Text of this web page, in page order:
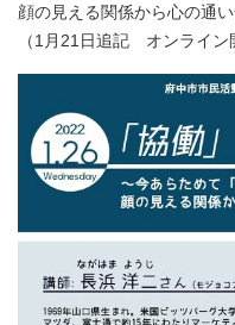
顔の見える関係から心の通
（1月21日追記 オンライン